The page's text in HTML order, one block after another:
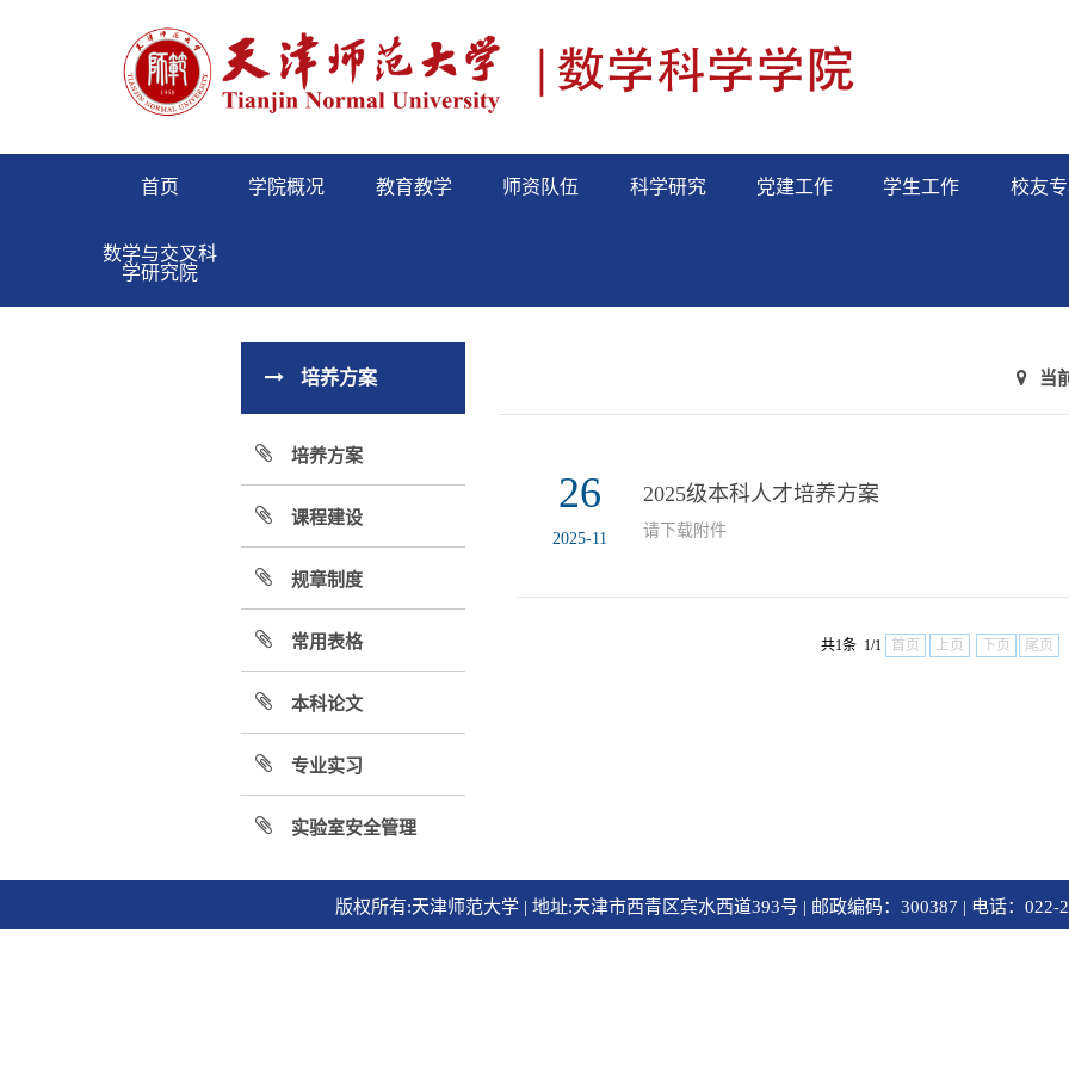
首页 学院概况 教育教学 师资队伍 科学研究 党建工作 学生工作 校友
数学与交叉科
学研究院
培养方案
培养方案
课程建设
规章制度
常用表格
本科论文
专业实习
实验室安全管理
当
26
2025-11
2025级本科人才培养方案
请下载附件
共1条 1/1 首页 上页 下页 尾页
版权所有:天津师范大学 | 地址:天津市西青区宾水西道393号 | 邮政编码：300387 | 电话：022-